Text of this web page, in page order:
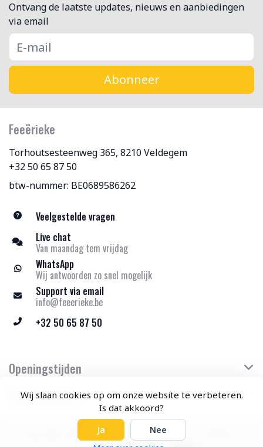
Wij slaan cookies op om onze website te verbeteren.
Is dat akkoord?
Ja
Nee
Ontvang de laatste updates, nieuws en aanbiedingen
via email
Abonneer
Feeërieke
Torhoutsesteenweg 365, 8210 Veldegem
+32 50 65 87 50
btw-nummer: BE0689586262
Veelgestelde vragen
Live chat
Van maandag tem vrijdag
WhatsApp
Wij antwoorden zo snel mogelijk
Support via email
info@feeerieke.be
+32 50 65 87 50
Openingstijden
Klantenservice
© Copyright 2026 Feeërieke - Theme by